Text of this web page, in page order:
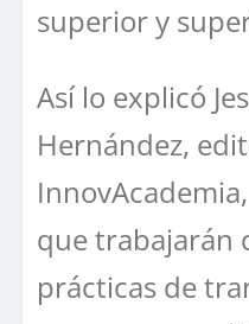
superior y
Así lo explicó
Hernández,
que trabajarán
prácticas de